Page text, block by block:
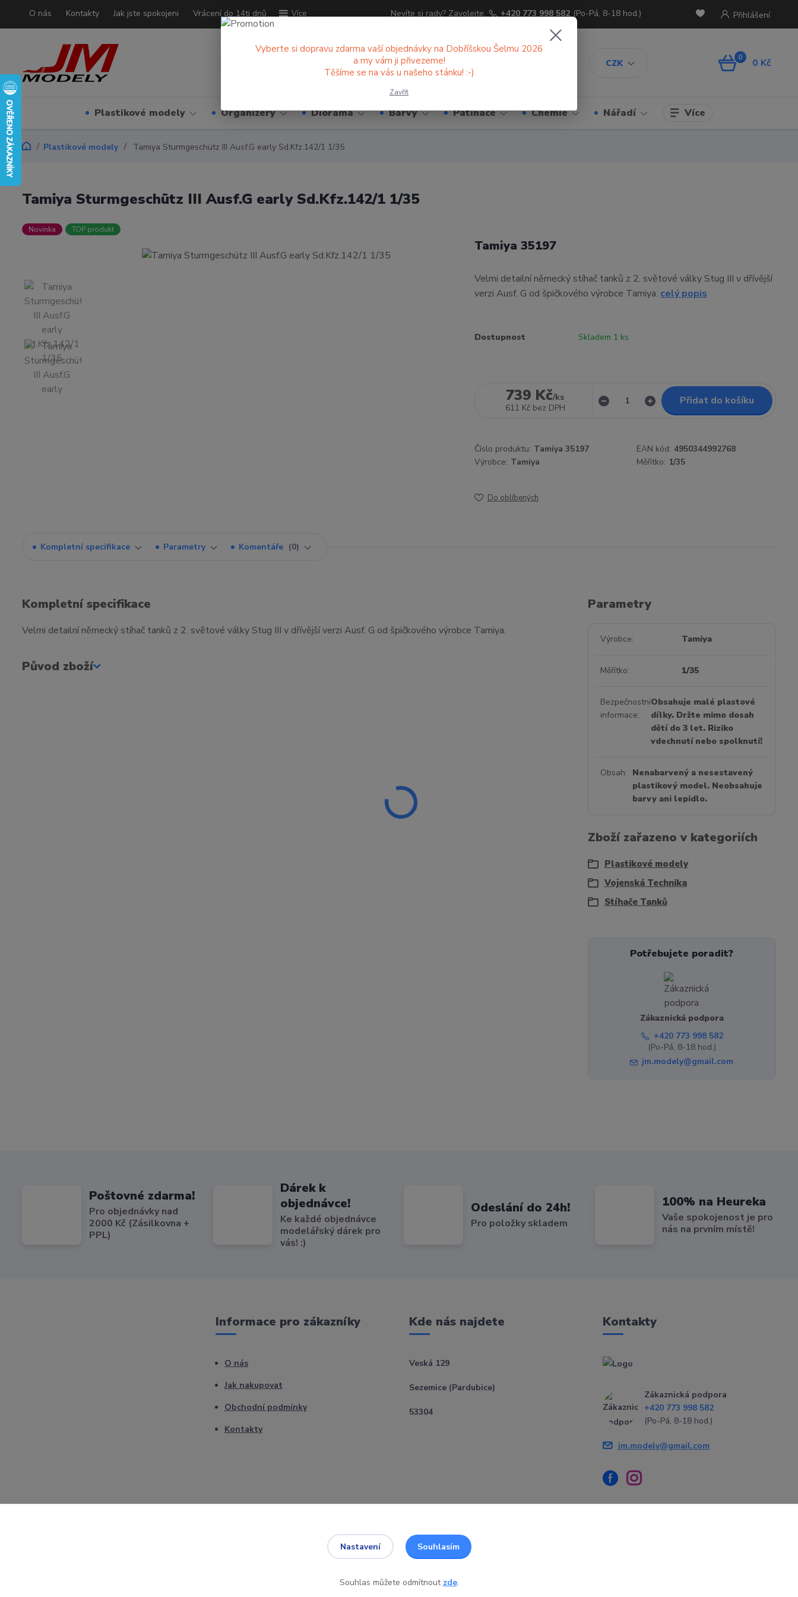
O nás Kontakty Jak jste spokojeni Vrácení do 14ti dnů Více
CZK
Přihlášení
Nevíte si rady? Zavolejte. +420 773 998 582 (Po-Pá, 8-18 hod.)
0 0 Kč
Plastikové modely Organizéry Diorama Barvy Patinace Chemie Nářadí Více
Plastikové modely Tamiya Sturmgeschütz III Ausf.G early Sd.Kfz.142/1 1/35
Tamiya Sturmgeschütz III Ausf.G early Sd.Kfz.142/1 1/35
Novinka TOP produkt
Tamiya 35197
Velmi detailní německý stíhač tanků z 2. světové války Stug III v dřívější
verzi Ausf. G od špičkového výrobce Tamiya. celý popis
Dostupnost Skladem 1 ks
739 Kč/ks
611 Kč bez DPH
Přidat do košíku
Číslo produktu: Tamiya 35197 EAN kód: 4950344992768
Výrobce: Tamiya Měřítko: 1/35
Do oblíbených
Kompletní specifikace Parametry Komentáře 0
Kompletní specifikace
Velmi detailní německý stíhač tanků z 2. světové války Stug III v dřívější verzi Ausf. G od špičkového výrobce Tamiya.
Původ zboží
Parametry
Výrobce Tamiya
Měřítko 1/35
Bezpečnostní
informace
Obsahuje malé plastové
dílky. Držte mimo dosah
dětí do 3 let. Riziko
vdechnutí nebo spolknutí!
Obsah
Nenabarvený a nesestavený
plastikový model. Neobsahuje
barvy ani lepidlo.
Zboží zařazeno v kategoriích
Plastikové modely
Vojenská Technika
Stíhače Tanků
Potřebujete poradit?
Zákaznická podpora
+420 773 998 582
(Po-Pá, 8-18 hod.)
jm.modely@gmail.com
Poštovné zdarma!
Pro objednávky nad
2000 Kč (Zásilkovna +
PPL)
Dárek k
objednávce!
Ke každé objednávce
modelářský dárek pro
vás! :)
Odeslání do 24h!
Pro položky skladem
100% na Heureka
Vaše spokojenost je pro
nás na prvním místě!
Informace pro zákazníky
O nás
Jak nakupovat
Obchodní podmínky
Kontakty
Kde nás najdete
Veská 129
Sezemice (Pardubice)
53304
Kontakty
Zákaznická podpora
+420 773 998 582
(Po-Pá, 8-18 hod.)
jm.modely@gmail.com
Vyberte si dopravu zdarma vaší objednávky na Dobříšskou Šelmu 2026
a my vám ji přivezeme!
Těšíme se na vás u našeho stánku! :-)
Zavřít
Nastavení Souhlasím
Souhlas můžete odmítnout zde.